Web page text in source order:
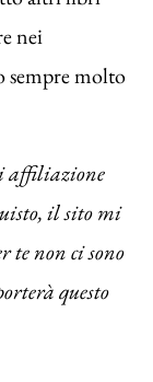
nei
sempre molto
affiliazione
il sito mi
te non ci sono
questo